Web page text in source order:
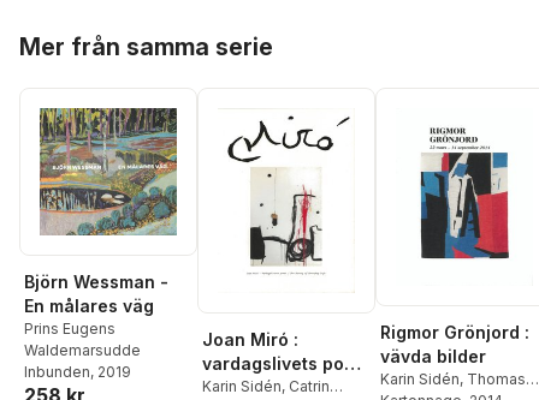
Mer från samma serie
Björn Wessman -
En målares väg
Prins Eugens
Waldemarsudde
Inbunden, 2019
258 kr
Joan Miró :
vardagslivets poesi
/ the poetry of
Karin Sidén, Catrin
Rigmor Grönjord :
vävda bilder
Karin Sidén, Thomas